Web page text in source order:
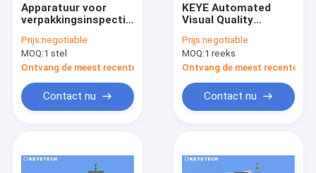
Apparatuur voor
verpakkingsinspectie
van de positie van
het flesetiket
Prijs:negotiable
MOQ:1 stel
Ontvang de meest recente Prijs
Contact nu
KEYE Automated
Visual Quality
Hoge Precisie
Prijs:negotiable
MOQ:1 reeks
Ontvang de meest recente
Contact nu